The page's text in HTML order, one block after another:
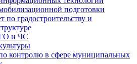
подготовки
по градостроительству и
и ЧС
контролю в сфере муниципальных